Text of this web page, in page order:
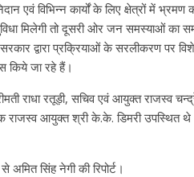
एवं विभिन्न कार्यों के लिए क्षेत्रों में भ्रमण
मिलेगी तो दूसरी ओर जन समस्याओं का
द्वारा प्रक्रियाओं के सरलीकरण पर
किये जा रहे हैं।
राधा रतूड़ी, सचिव एवं आयुक्त राजस्व
राजस्व आयुक्त श्री के.के. डिमरी उपस्थित
सिंह नेगी की रिपोर्ट।